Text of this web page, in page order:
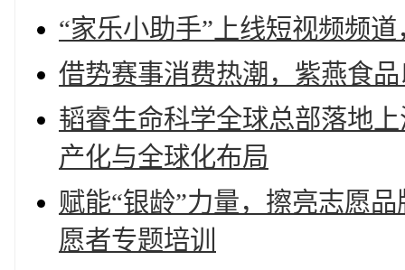
“家乐小助手”上线短视频频
借势赛事消费热潮，紫燕食
韬睿生命科学全球总部落地
产化与全球化布局
赋能“银龄”力量，擦亮志愿
愿者专题培训